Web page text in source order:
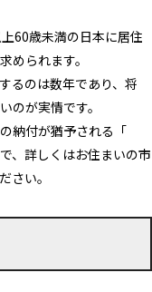
60歳未満の日本に居住
められます。
るのは数年であり、将
のが実情です。
納付が猶予される「
、詳しくはお住まいの市
さい。